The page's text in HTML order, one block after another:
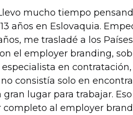
mucho tiempo
años en Eslovaquia.
me trasladé a los
el employer branding,
en
consistía solo en
lugar para trabajar.
al employer